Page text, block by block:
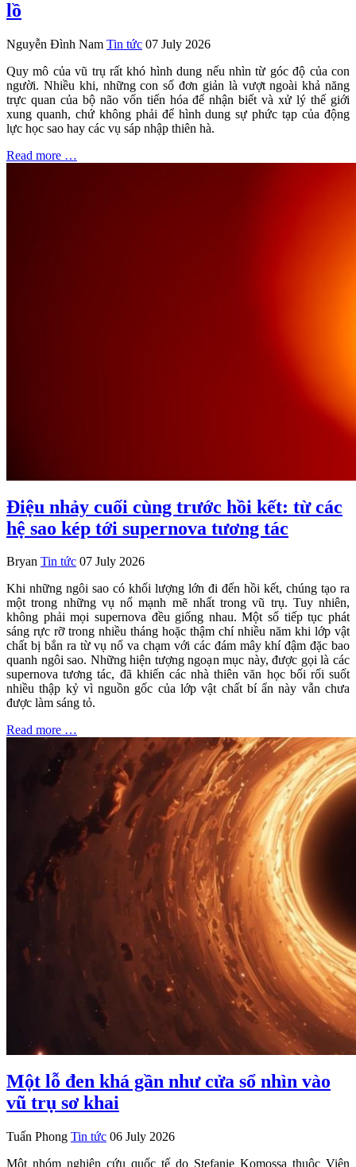
lồ
Nguyễn Đình Nam Tin tức 07 July 2026
Quy mô của vũ trụ rất khó hình dung nếu nhìn từ góc độ của con
người. Nhiều khi, những con số đơn giản là vượt ngoài khả năng
trực quan của bộ não vốn tiến hóa để nhận biết và xử lý thế giới
xung quanh, chứ không phải để hình dung sự phức tạp của động
lực học sao hay các vụ sáp nhập thiên hà.
Read more …
Điệu nhảy cuối cùng trước hồi kết: từ các
hệ sao kép tới supernova tương tác
Bryan Tin tức 07 July 2026
Khi những ngôi sao có khối lượng lớn đi đến hồi kết, chúng tạo ra
một trong những vụ nổ mạnh mẽ nhất trong vũ trụ. Tuy nhiên,
không phải mọi supernova đều giống nhau. Một số tiếp tục phát
sáng rực rỡ trong nhiều tháng hoặc thậm chí nhiều năm khi lớp vật
chất bị bắn ra từ vụ nổ va chạm với các đám mây khí đậm đặc bao
quanh ngôi sao. Những hiện tượng ngoạn mục này, được gọi là các
supernova tương tác, đã khiến các nhà thiên văn học bối rối suốt
nhiều thập kỷ vì nguồn gốc của lớp vật chất bí ẩn này vẫn chưa
được làm sáng tỏ.
Read more …
Một lỗ đen khá gần như cửa sổ nhìn vào
vũ trụ sơ khai
Tuấn Phong Tin tức 06 July 2026
Một nhóm nghiên cứu quốc tế do Stefanie Komossa thuộc Viện